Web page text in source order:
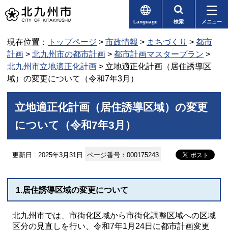
Language 検索 メニュー
現在位置： トップページ > 市政情報 > まちづくり > 都市
計画 > 北九州市の都市計画 > 都市計画マスタープラン >
北九州市立地適正化計画 > 立地適正化計画（居住誘導区
域）の変更について（令和7年3月）
立地適正化計画（居住誘導区域）の変更
について（令和7年3月）
更新日 : 2025年3月31日 ページ番号：000175243
1.居住誘導区域の変更について
北九州市では、市街化区域から市街化調整区域への区域
区分の見直しを行い、令和7年1月24日に都市計画変更